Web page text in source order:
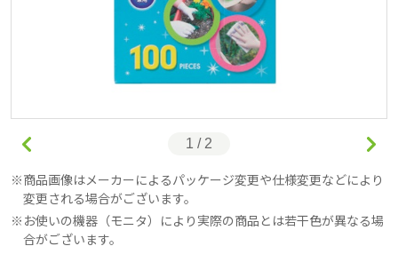
1 / 2
商品画像はメーカーによるパッケージ変更や仕様変更などにより
変更される場合がございます。
お使いの機器（モニタ）により実際の商品とは若干色が異なる場
合がございます。